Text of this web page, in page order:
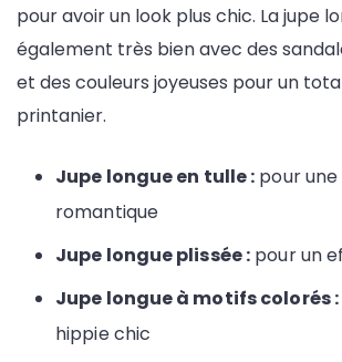
pour avoir un look plus chic. La jupe
également très bien avec des
et des couleurs joyeuses pour un
printanier.
Jupe longue en tulle : pour
romantique
Jupe longue plissée : pour un
Jupe longue à motifs colorés :
hippie chic